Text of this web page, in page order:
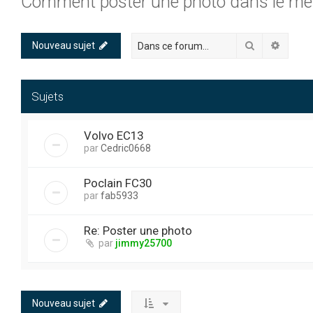
Nouveau sujet Rechercher
Sujets
Volvo EC13
parCedric0668
Poclain FC30
parfab5933
Re: Poster une photo
par jimmy25700
Nouveau sujet